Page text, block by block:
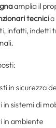
amplia il
tecnici
infatti, indetti
in sicurezza
in sistemi di
in ambiente